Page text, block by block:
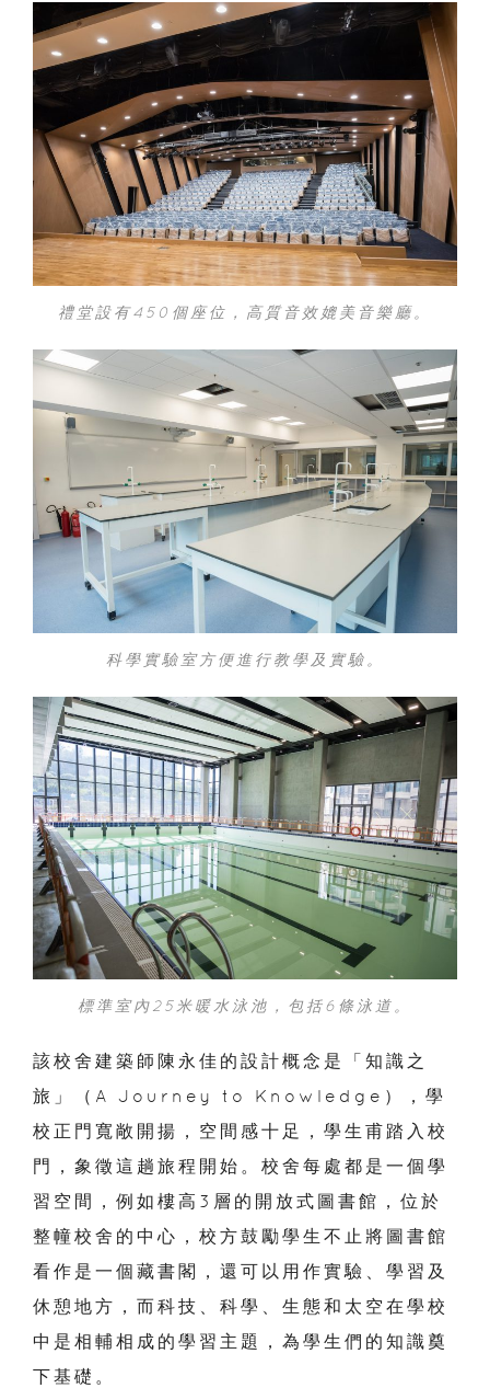
禮堂設有450個座位，高質音效媲美音樂廳。
科學實驗室方便進行教學及實驗。
標準室內25米暖水泳池，包括6條泳道。
該校舍建築師陳永佳的設計概念是「知識之
旅」（A Journey to Knowledge），學
校正門寬敞開揚，空間感十足，學生甫踏入校
門，象徵這趟旅程開始。校舍每處都是一個學
習空間，例如樓高3層的開放式圖書館，位於
整幢校舍的中心，校方鼓勵學生不止將圖書館
看作是一個藏書閣，還可以用作實驗、學習及
休憩地方，而科技、科學、生態和太空在學校
中是相輔相成的學習主題，為學生們的知識奠
下基礎。